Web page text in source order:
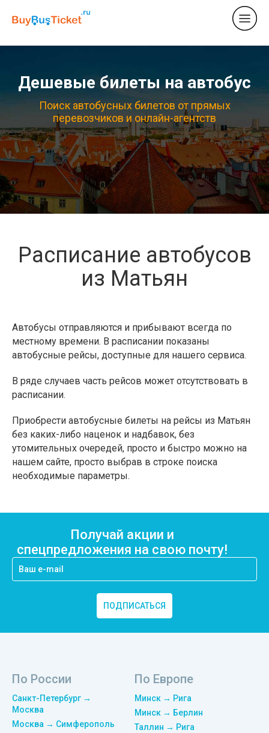
Дешевые билеты на автобус
Поиск автобусных билетов от прямых
перевозчиков и онлайн-агентств
Расписание автобусов
из Матьян
Автобусы отправляются и прибывают всегда по
местному времени. В расписании показаны
автобусные рейсы, доступные для нашего сервиса.
В ряде случаев часть рейсов может отсутствовать в
расписании.
Приобрести автобусные билеты на рейсы из Матьян
без каких-либо наценок и надбавок, без
утомительных очередей, просто и быстро можно на
нашем сайте, просто выбрав в строке поиска
необходимые параметры.
Получай акции и
спецпредложения на свою почту!
ПОДПИСАТЬСЯ
По России
Санкт-Петербург →
Москва
Москва → Симферополь
По Европе
Минск → Рига
Минск → Берлин
Таллин → Рига